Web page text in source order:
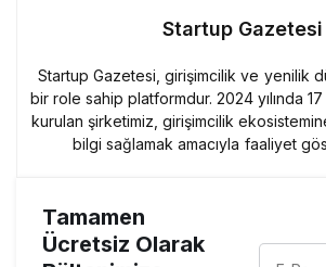
Startup Gazetesi
Startup Gazetesi, girişimcilik ve yenilik
bir role sahip platformdur. 2024 yılında 17
kurulan şirketimiz, girişimcilik
bilgi sağlamak amacıyla faaliyet
Tamamen
Ücretsiz Olarak